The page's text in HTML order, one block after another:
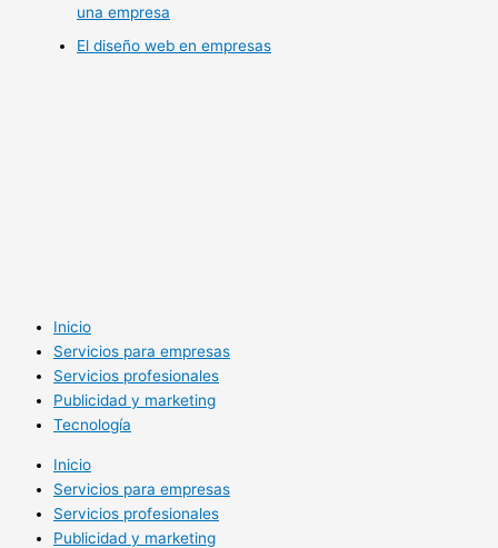
una empresa
El diseño web en empresas
Inicio
Servicios para empresas
Servicios profesionales
Publicidad y marketing
Tecnología
Inicio
Servicios para empresas
Servicios profesionales
Publicidad y marketing